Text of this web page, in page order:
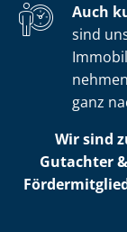
Auch
sind
ganz
Wir sind
Gutachter